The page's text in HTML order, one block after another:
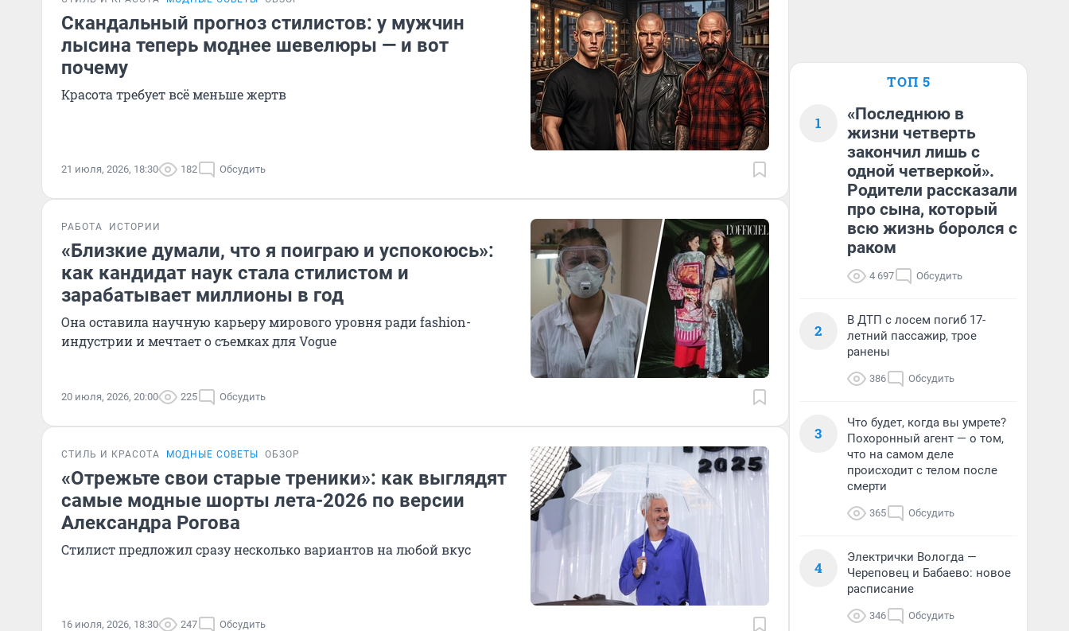
Скандальный прогноз стилистов: у мужчин
лысина теперь моднее шевелюры — и вот
почему
Красота требует всё меньше жертв
21 июля, 2026, 18:30 182 Обсудить
РАБОТА ИСТОРИИ
«Близкие думали, что я поиграю и успокоюсь»:
как кандидат наук стала стилистом и
зарабатывает миллионы в год
Она оставила научную карьеру мирового уровня ради fashion-
индустрии и мечтает о съемках для Vogue
20 июля, 2026, 20:00 225 Обсудить
СТИЛЬ И КРАСОТА МОДНЫЕ СОВЕТЫ ОБЗОР
«Отрежьте свои старые треники»: как выглядят
самые модные шорты лета-2026 по версии
Александра Рогова
Стилист предложил сразу несколько вариантов на любой вкус
16 июля, 2026, 18:30 247 Обсудить
ТОП 5
1
«Последнюю в
жизни четверть
закончил лишь с
одной четверкой».
Родители рассказали
про сына, который
всю жизнь боролся с
раком
4 697 Обсудить
2
В ДТП с лосем погиб 17-
летний пассажир, трое
ранены
386 Обсудить
3
Что будет, когда вы умрете?
Похоронный агент — о том,
что на самом деле
происходит с телом после
смерти
365 Обсудить
4
Электрички Вологда —
Череповец и Бабаево: новое
расписание
346 Обсудить